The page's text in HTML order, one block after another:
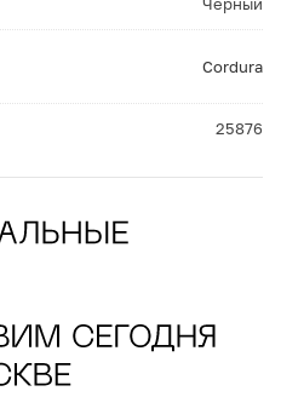
Черный
Cordura
25876